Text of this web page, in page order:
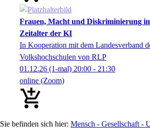
Frauen, Macht und Diskriminierung
Zeitalter der KI
In Kooperation mit dem Landesverband
Volkshochschulen von RLP
01.12.26 (1-mal) 20:00 - 21:30
online (Zoom)
Mensch - Gesellschaft -